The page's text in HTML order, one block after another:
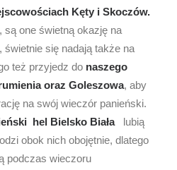
Kęty i Skoczów.
, są one świetną okazję na
świetnie się nadają także na
też przyjedz do naszego
oraz Goleszowa, aby
na swój wieczór panieński.
hel Bielsko Biała lubią
obok nich obojętnie, dlatego
podczas wieczoru